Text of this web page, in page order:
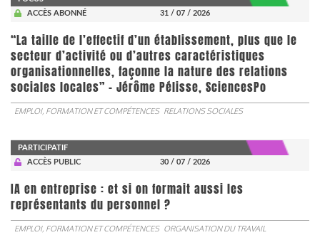
ACCÈS ABONNÉ
31 / 07 / 2026
“La taille de l’effectif d’un établissement, plus que le
secteur d’activité ou d’autres caractéristiques
organisationnelles, façonne la nature des relations
sociales locales” - Jérôme Pélisse, SciencesPo
EMPLOI, FORMATION ET COMPÉTENCES RELATIONS SOCIALES
PARTICIPATIF
ACCÈS PUBLIC
30 / 07 / 2026
IA en entreprise : et si on formait aussi les
représentants du personnel ?
EMPLOI, FORMATION ET COMPÉTENCES ORGANISATION DU TRAVAIL